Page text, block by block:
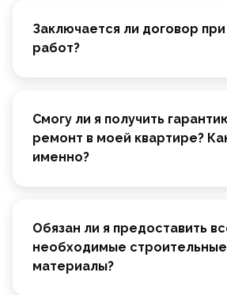
Заключается ли договор
работ?
Смогу ли я получить
ремонт в моей квартире?
именно?
Обязан ли я предоставить
необходимые строительные
материалы?